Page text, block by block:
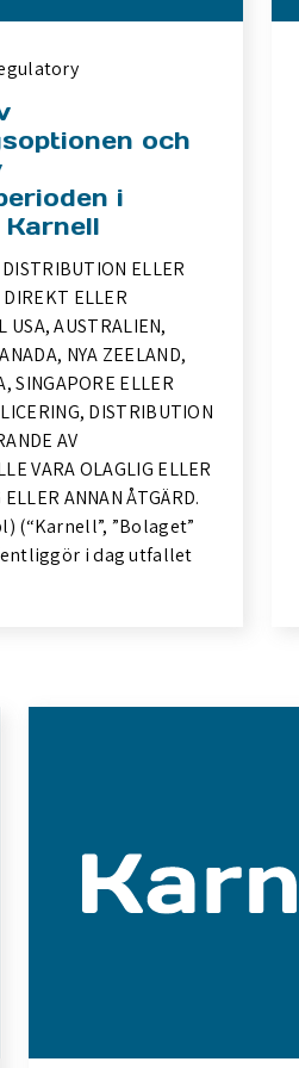
och
i
ELLER
ELLER
USA, AUSTRALIEN,
NYA ZEELAND,
SINGAPORE ELLER
DISTRIBUTION
AV
VARA OLAGLIG ELLER
ANNAN ÅTGÄRD.
(“Karnell”, ”Bolaget”
i dag utfallet